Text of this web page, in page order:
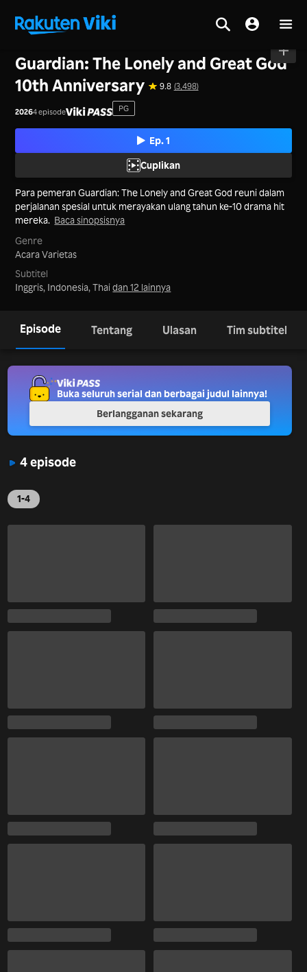
Guardian: The Lonely and Great God
10th Anniversary
9.8 (3,498)
20264 episode PG
Ep. 1
Cuplikan
Para pemeran Guardian: The Lonely and Great God reuni dalam
perjalanan spesial untuk merayakan ulang tahun ke-10 drama hit
mereka. Baca sinopsisnya
Genre
Acara Varietas
Subtitel
Inggris, Indonesia, Thaidan 12 lainnya
Episode Tentang Ulasan Tim subtitel
4 episode
1-4
Buka seluruh serial dan berbagai judul lainnya!
Berlangganan sekarang